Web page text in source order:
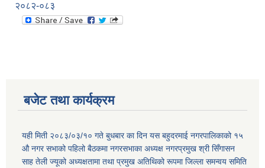
२०८२-०८३
बजेट तथा कार्यक्रम
यही मिती २०८३/०३/१० गते बुधबार का दिन यस बहुदरमाई नगरपालिकाको १५
औ नगर सभाको पहिलो बैठकमा नगरसभाका अध्यक्ष नगरप्रमुख श्री सिँगासन
साह तेली ज्यूको अध्यक्षतामा तथा प्रमुख अतिथिको रूपमा जिल्ला समन्वय समिति